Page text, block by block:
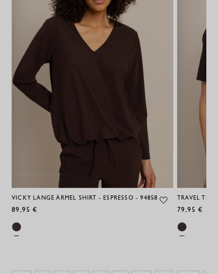
VICKY LANGE ÄRMEL SHIRT - ESPRESSO - 94858
89,95 €
TRAVEL TEE
79,95 €